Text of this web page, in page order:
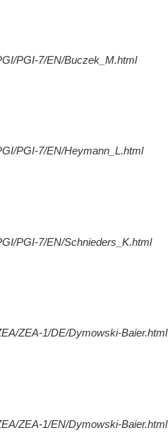
PGI-7/EN/Buczek_M.html
PGI-7/EN/Heymann_L.html
PGI-7/EN/Schnieders_K.html
ZEA-1/DE/Dymowski-Baier.html
ZEA-1/EN/Dymowski-Baier.html